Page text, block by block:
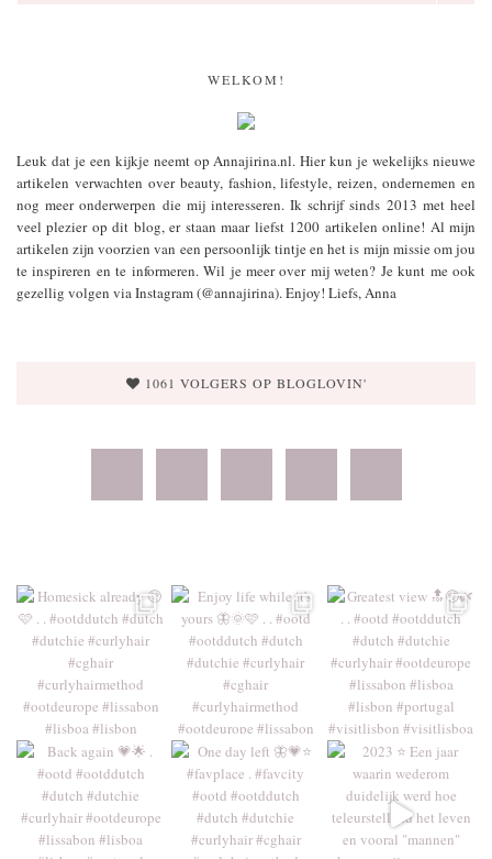
WELKOM!
Leuk dat je een kijkje neemt op Annajirina.nl. Hier kun je wekelijks nieuwe
artikelen verwachten over beauty, fashion, lifestyle, reizen, ondernemen en
nog meer onderwerpen die mij interesseren. Ik schrijf sinds 2013 met heel
veel plezier op dit blog, er staan maar liefst 1200 artikelen online! Al mijn
artikelen zijn voorzien van een persoonlijk tintje en het is mijn missie om jou
te inspireren en te informeren. Wil je meer over mij weten? Je kunt me ook
gezellig volgen via Instagram (@annajirina). Enjoy! Liefs, Anna
1061 VOLGERS OP BLOGLOVIN'